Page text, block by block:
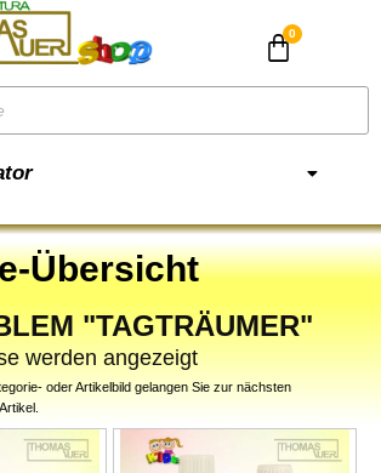
Übersicht
"TAGTRÄUMER"
werden angezeigt
oder Artikelbild gelangen Sie zur nächsten